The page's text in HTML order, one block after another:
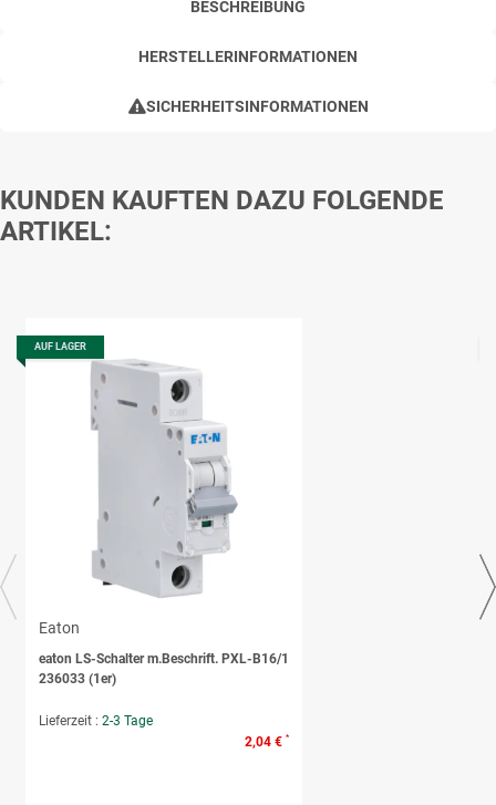
BESCHREIBUNG
HERSTELLERINFORMATIONEN
SICHERHEITSINFORMATIONEN
KUNDEN KAUFTEN DAZU FOLGENDE
ARTIKEL:
AUF LAGER
Eaton
eaton LS-Schalter m.Beschrift. PXL-B16/1
236033 (1er)
Lieferzeit : 2-3 Tage
2,04 € *